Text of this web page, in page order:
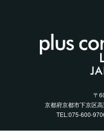
〒
京都府京都市下京区
TEL:075-600-